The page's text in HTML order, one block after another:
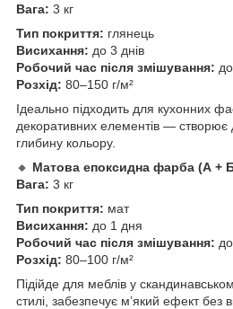
Вага: 3 кг
Тип покриття: глянець
Висихання: до 3 днів
Робочий час після змішування:
Розхід: 80–150 г/м²
Ідеально підходить для кухонних
декоративних елементів — створює
глибину кольору.
🔸 Матова епоксидна фарба (А +
Вага: 3 кг
Тип покриття: мат
Висихання: до 1 дня
Робочий час після змішування:
Розхід: 80–100 г/м²
Підійде для меблів у
стилі, забезпечує м’який ефект без